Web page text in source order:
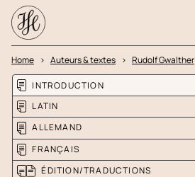
Home Auteurs & textes Rudolf Gwalther
INTRODUCTION
LATIN
ALLEMAND
FRANÇAIS
ÉDITION/TRADUCTIONS